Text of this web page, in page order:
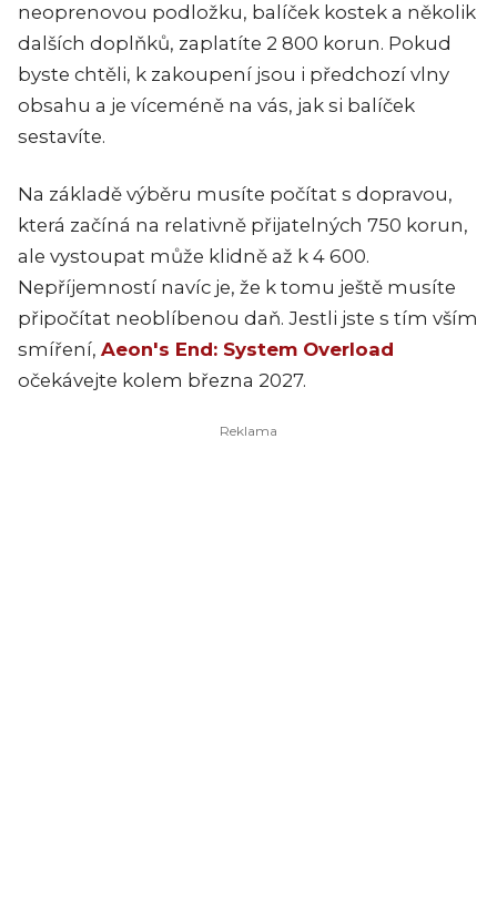
neoprenovou podložku, balíček kostek a několik
dalších doplňků, zaplatíte 2 800 korun. Pokud
byste chtěli, k zakoupení jsou i předchozí vlny
obsahu a je víceméně na vás, jak si balíček
sestavíte.
Na základě výběru musíte počítat s dopravou,
která začíná na relativně přijatelných 750 korun,
ale vystoupat může klidně až k 4 600.
Nepříjemností navíc je, že k tomu ještě musíte
připočítat neoblíbenou daň. Jestli jste s tím vším
smíření, Aeon's End: System Overload
očekávejte kolem března 2027.